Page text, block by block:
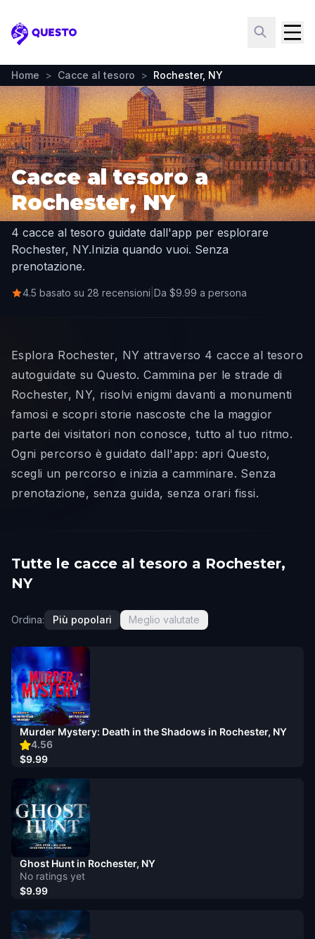
Questo
Home > Cacce al tesoro > Rochester, NY
Cacce al tesoro a
Rochester, NY
4 cacce al tesoro guidate dall'app per esplorare
Rochester, NY.Inizia quando vuoi. Senza
prenotazione.
4.5 basato su 28 recensioni Da $9.99 a persona
Esplora Rochester, NY attraverso 4 cacce al tesoro
autoguidate su Questo. Cammina per le strade di
Rochester, NY, risolvi enigmi davanti a monumenti
famosi e scopri storie nascoste che la maggior
parte dei visitatori non conosce, tutto al tuo ritmo.
Ogni percorso è guidato dall'app: apri Questo,
scegli un percorso e inizia a camminare. Senza
prenotazione, senza guida, senza orari fissi.
Tutte le cacce al tesoro a Rochester,
NY
Ordina: Più popolari Meglio valutate
4.56
Murder Mystery: Death in the Shadows in Rochester, NY
$9.99
No ratings yet
Ghost Hunt in Rochester, NY
$9.99